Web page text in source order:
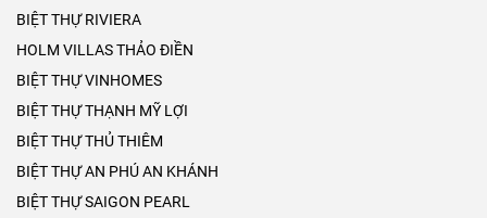
BIỆT THỰ RIVIERA
HOLM VILLAS THẢO ĐIỀN
BIỆT THỰ VINHOMES
BIỆT THỰ THẠNH MỸ LỢI
BIỆT THỰ THỦ THIÊM
BIỆT THỰ AN PHÚ AN KHÁNH
BIỆT THỰ SAIGON PEARL